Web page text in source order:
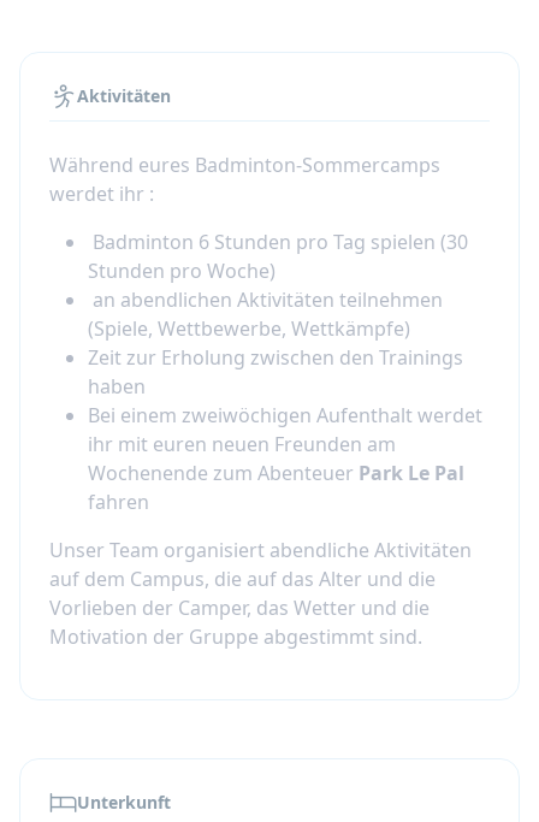
Vorerfahrung (regelmäßiges Training in
einem Verein wird empfohlen - nicht für
absolute Anfänger)
Intensives Training: etwa 30 Stunden
Abendliche Aktivitäten und eine echte
Camp-Atmosphäre
1-Wochen-Option (7 Tage) oder 2-Wochen-
Option (14 Tage)
Eine volle Immersionserfahrung in
Frankreich mit täglichem Leben auf dem
Campus
Dies ist eine 100% Frankreich-basierte
essen und nehmen den ganzen Tag gemeinsam
an Aktivitäten teil - perfekt, um Vertrauen
aufzubauen und im echten Leben auf natürliche
Weise Französisch zu erlernen.
Training und Coaching (was ist enthalten)
während des gesamten Aufenthalts,
Aktivitäten
Während eures Badminton-Sommercamps
werdet ihr :
Badminton 6 Stunden pro Tag spielen (30
Stunden pro Woche)
an abendlichen Aktivitäten teilnehmen
(Spiele, Wettbewerbe, Wettkämpfe)
Zeit zur Erholung zwischen den Trainings
haben
Bei einem zweiwöchigen Aufenthalt werdet
ihr mit euren neuen Freunden am
Wochenende zum Abenteuer Park Le Pal
fahren
Unser Team organisiert abendliche Aktivitäten
auf dem Campus, die auf das Alter und die
Vorlieben der Camper, das Wetter und die
Motivation der Gruppe abgestimmt sind.
Unterkunft